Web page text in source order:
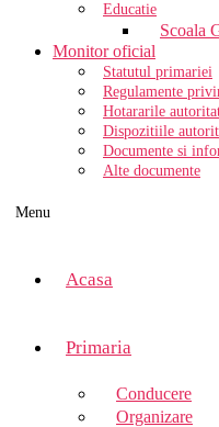
Educatie
Scoala
Monitor oficial
Statutul primariei
Regulamente
Hotararile
Dispozitiile
Documente si
Alte documente
Menu
Acasa
Primaria
Conducere
Organizare